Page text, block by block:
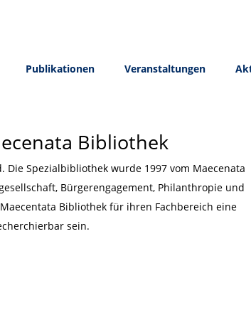
Publikationen Veranstaltungen
Bibliothek
Die Spezialbibliothek wurde 1997 vom Maecenata
Bürgerengagement, Philanthropie und
Bibliothek für ihren Fachbereich eine
sein.